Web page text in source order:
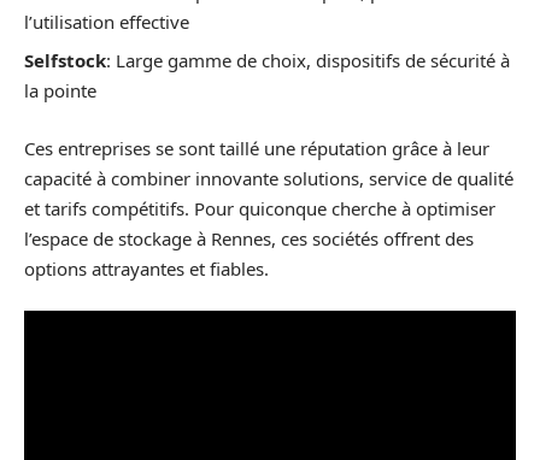
l’utilisation effective
Selfstock: Large gamme de choix, dispositifs de sécurité à
la pointe
Ces entreprises se sont taillé une réputation grâce à leur
capacité à combiner innovante solutions, service de qualité
et tarifs compétitifs. Pour quiconque cherche à optimiser
l’espace de stockage à Rennes, ces sociétés offrent des
options attrayantes et fiables.